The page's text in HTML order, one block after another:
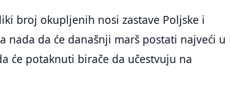
broj okupljenih nosi zastave Poljske i
nada da će današnji marš postati najveći u
će potaknuti birače da učestvuju na